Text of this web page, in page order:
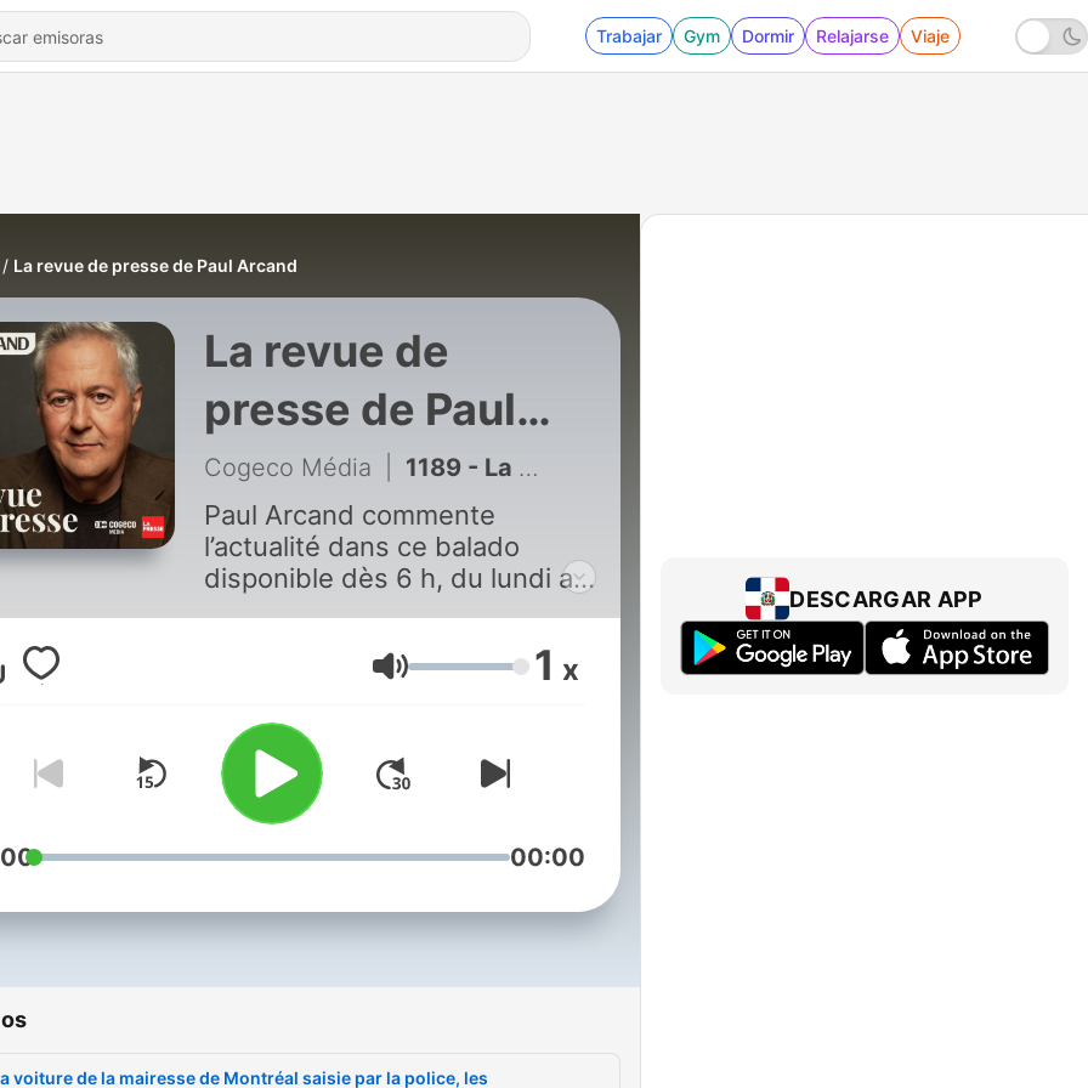
Trabajar Gym Dormir Relajarse Viaje
La revue de presse de Paul Arcand
La revue de
presse de Paul
Arcand
Cogeco Média 1189 - La voiture de la mairesse de Montréal saisie par la police, les promesses électorales et des trottinettes électriques pour des enfants de 8 ans
Paul Arcand commente
l’actualité dans ce balado
disponible dès 6 h, du lundi au
Volumen 1 x
00:00
voiture de la mairesse de Montréal saisie par la police, les
DESCARGAR APP